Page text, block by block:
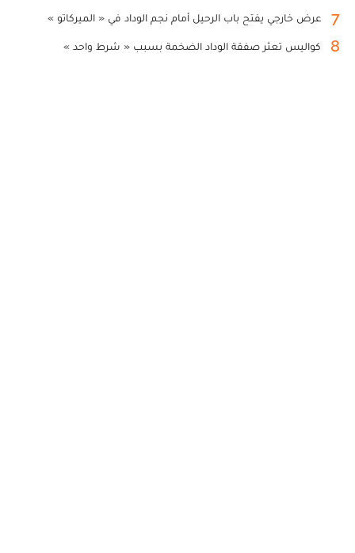
7 عرض خارجي يفتح باب الرحيل أمام نجم الوداد في « الميركاتو »
8 كواليس تعثر صفقة الوداد الضخمة بسبب « شرط واحد »